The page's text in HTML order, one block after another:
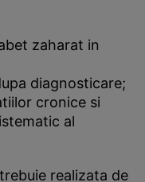
zaharat in
diagnosticare;
cronice si
al
realizata de